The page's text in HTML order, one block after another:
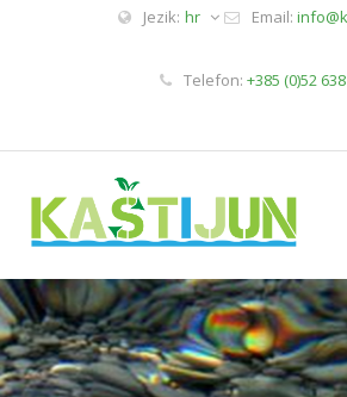
Jezik: hr Email:
Telefon: +385 (0)52